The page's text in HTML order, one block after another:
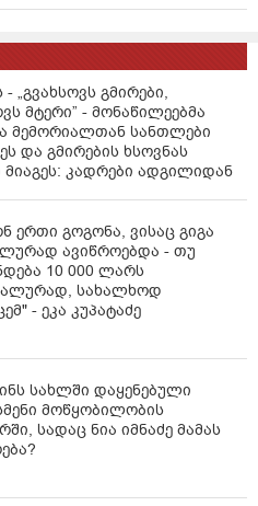
- „გვახსოვს გმირები,
მტერი” - მონაწილეებმა
მემორიალთან სანთლები
და გმირების ხსოვნას
მიაგეს: კადრები ადგილიდან
ერთი გოგონა, ვისაც გიგა
ავიწროებდა - თუ
10 000 ლარს
სახალხოდ
- ეკა კუპატაძე
სახლში დაყენებული
მოწყობილობის
სადაც ნია იმნაძე მამას